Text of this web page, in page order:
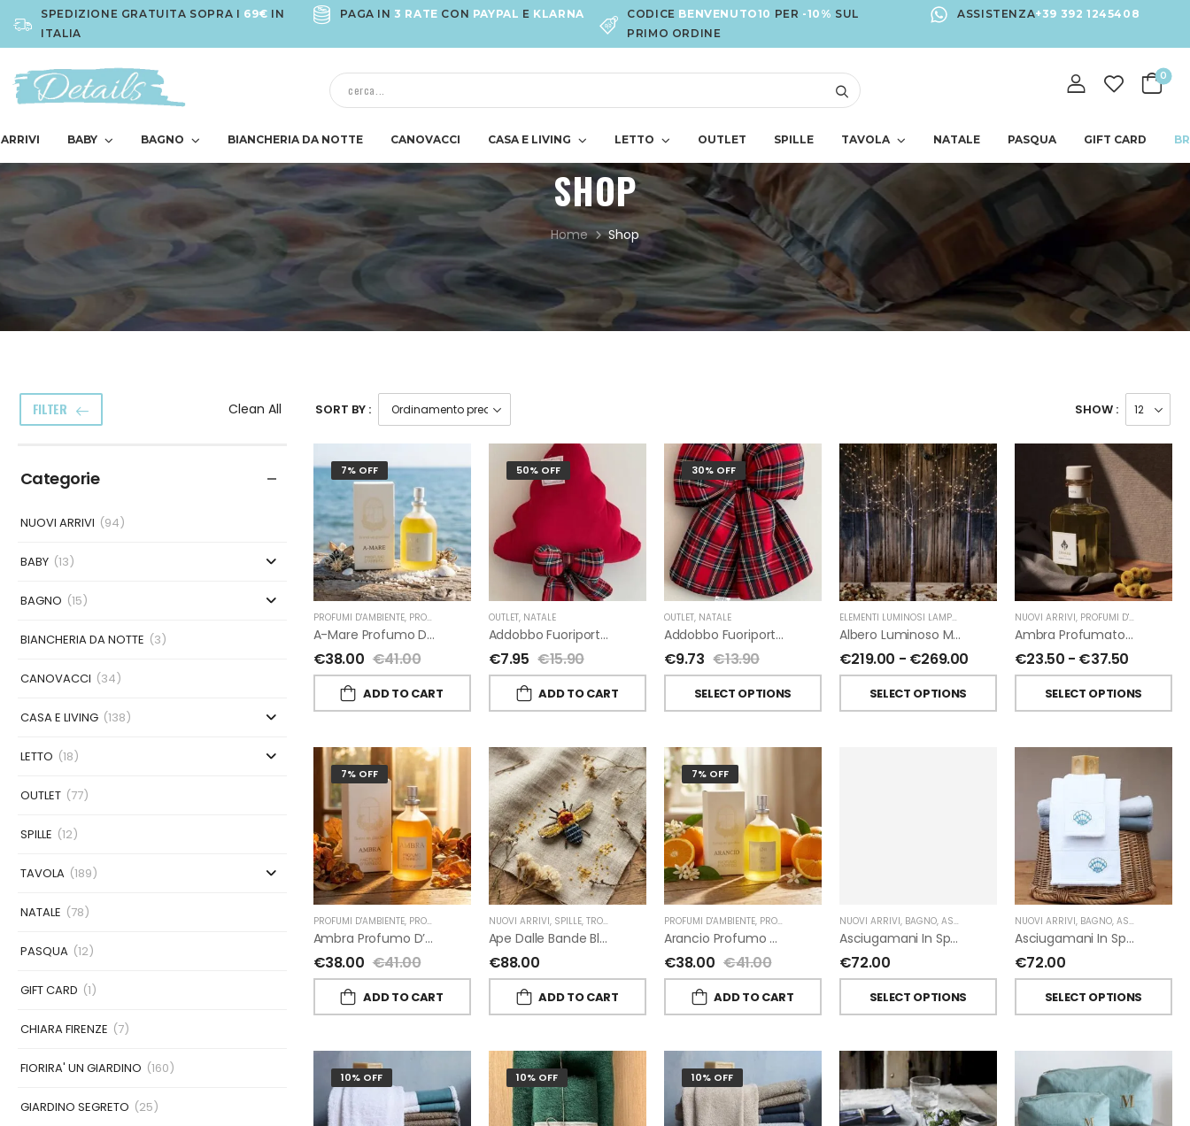
SPEDIZIONE GRATUITA SOPRA I 69€ IN
ITALIA
PAGA IN 3 RATE CON PAYPAL E KLARNA CODICE BENVENUTO10 PER -10% SUL
PRIMO ORDINE
ASSISTENZA+39 392 1245408
0
BABY BAGNO BIANCHERIA DA NOTTE CANOVACCI CASA E LIVING LETTO OUTLET SPILLE TAVOLA NATALE PASQUA GIFT CARD
SHOP
Home Shop
FILTER Clean All
Categorie
NUOVI ARRIVI (94)
BABY (13)
BAGNO (15)
BIANCHERIA DA NOTTE (3)
CANOVACCI (34)
CASA E LIVING (138)
LETTO (18)
OUTLET (77)
SPILLE (12)
TAVOLA (189)
NATALE (78)
PASQUA (12)
GIFT CARD (1)
CHIARA FIRENZE (7)
FIORIRA' UN GIARDINO (160)
GIARDINO SEGRETO (25)
SORT BY : SHOW :
7% OFF
PROFUMI D'AMBIENTE, PROFUMI D'AMBIENTE FIORIRA' UN GIARDINO FIORIRA' UN GIARDINO
A-Mare Profumo D’ambiente Di Fiorirà Un Giardino
€38.00 €41.00
ADD TO CART
50% OFF
OUTLET, NATALE
Addobbo Fuoriporta Alberello Velluto Rosso Con Fiocchetto Tartan
€7.95 €15.90
ADD TO CART
30% OFF
OUTLET, NATALE
Addobbo Fuoriporta Fiocco In Velluto Rosso O In Tartan
€9.73 €13.90
SELECT OPTIONS
ELEMENTI LUMINOSI LAMPADE E LED NATALE,FIORIRA' UN GIARDINO
Albero Luminoso Marrone Interno-Esterno Di Fiorirà Un Giardino
€219.00 - €269.00
SELECT OPTIONS
NUOVI ARRIVI, PROFUMI D'AMBIENTE
Ambra Profumatori Per Ambiente A Bastoncini Di Chiara Firenze
€23.50 - €37.50
SELECT OPTIONS
7% OFF
PROFUMI D'AMBIENTE, PROFUMI D'AMBIENTE FIORIRA' UN GIARDINO ,FIORIRA' UN GIARDINO
Ambra Profumo D’ambiente Di Fiorirà Un Giardino
€38.00 €41.00
ADD TO CART
NUOVI ARRIVI, SPILLE, TROVELORE
Ape Dalle Bande Blu Spilla Decorata A Mano Di Trovelore
€88.00
ADD TO CART
7% OFF
PROFUMI D'AMBIENTE, PROFUMI D'AMBIENTE FIORIRA' UN GIARDINO ,FIORIRA' UN GIARDINO
Arancio Profumo D’ambiente Di Fiorirà Un Giardino
€38.00 €41.00
ADD TO CART
NUOVI ARRIVI, BAGNO, ASCIUGAMANI GIARDINO SEGRETO
Asciugamani In Spugna Con Fiori In Lino Applicati Di Giardino Segreto.
€72.00
SELECT OPTIONS
NUOVI ARRIVI, BAGNO, ASCIUGAMANI
Asciugamani In Spugna Con Ricami Marini Di Giardino Segreto.
€72.00
SELECT OPTIONS
10% OFF 10% OFF 10% OFF